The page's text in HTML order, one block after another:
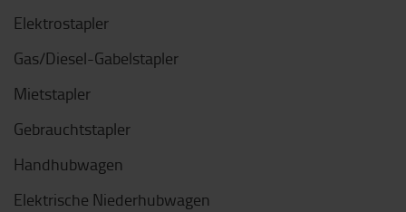
Elektrostapler
Gas/Diesel-Gabelstapler
Mietstapler
Gebrauchtstapler
Handhubwagen
Elektrische Niederhubwagen